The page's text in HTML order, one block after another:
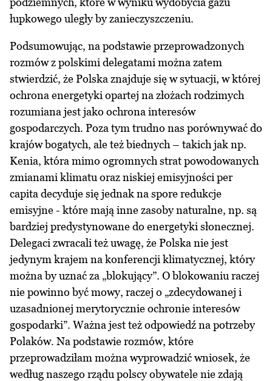
łupkowego uległy by zanieczyszczeniu.
Podsumowując, na podstawie przeprowadzonych
rozmów z polskimi delegatami można zatem
stwierdzić, że Polska znajduje się w sytuacji, w której
ochrona energetyki opartej na złożach rodzimych
rozumiana jest jako ochrona interesów
gospodarczych. Poza tym trudno nas porównywać do
krajów bogatych, ale też biednych – takich jak np.
Kenia, która mimo ogromnych strat powodowanych
zmianami klimatu oraz niskiej emisyjności per
capita decyduje się jednak na spore redukcje
emisyjne - które mają inne zasoby naturalne, np. są
bardziej predystynowane do energetyki słonecznej.
Delegaci zwracali też uwagę, że Polska nie jest
jedynym krajem na konferencji klimatycznej, który
można by uznać za „blokujący”. O blokowaniu raczej
nie powinno być mowy, raczej o „zdecydowanej i
uzasadnionej merytorycznie ochronie interesów
gospodarki”. Ważna jest też odpowiedź na potrzeby
Polaków. Na podstawie rozmów, które
przeprowadziłam można wyprowadzić wniosek, że
według naszego rządu polscy obywatele nie zdają